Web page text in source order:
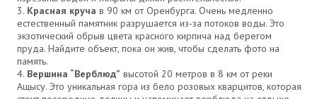
Красная круча в 90 км от Оренбурга. Очень медленно
естественный памятник разрушается из-за потоков воды. Это
экзотический обрыв цвета красного кирпича над берегом
пруда. Найдите объект, пока он жив, чтобы сделать фото на
память.
Вершина “Верблюд” высотой 20 метров в 8 км от реки
Ащысу. Это уникальная гора из бело розовых кварцитов, которая